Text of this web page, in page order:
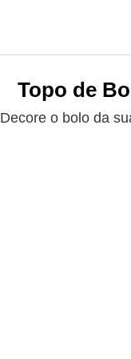
Topo de
Decore o bolo da